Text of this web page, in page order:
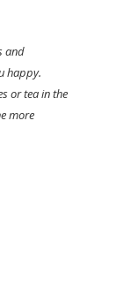
and
happy.
or tea in the
more